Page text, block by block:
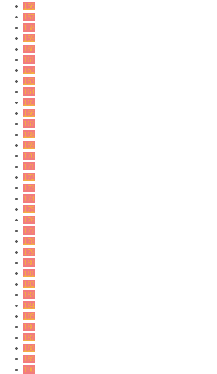
156
157
158
159
160
161
162
163
164
165
166
167
168
169
170
171
172
173
174
175
176
177
178
179
180
181
182
183
184
185
186
187
188
189
190